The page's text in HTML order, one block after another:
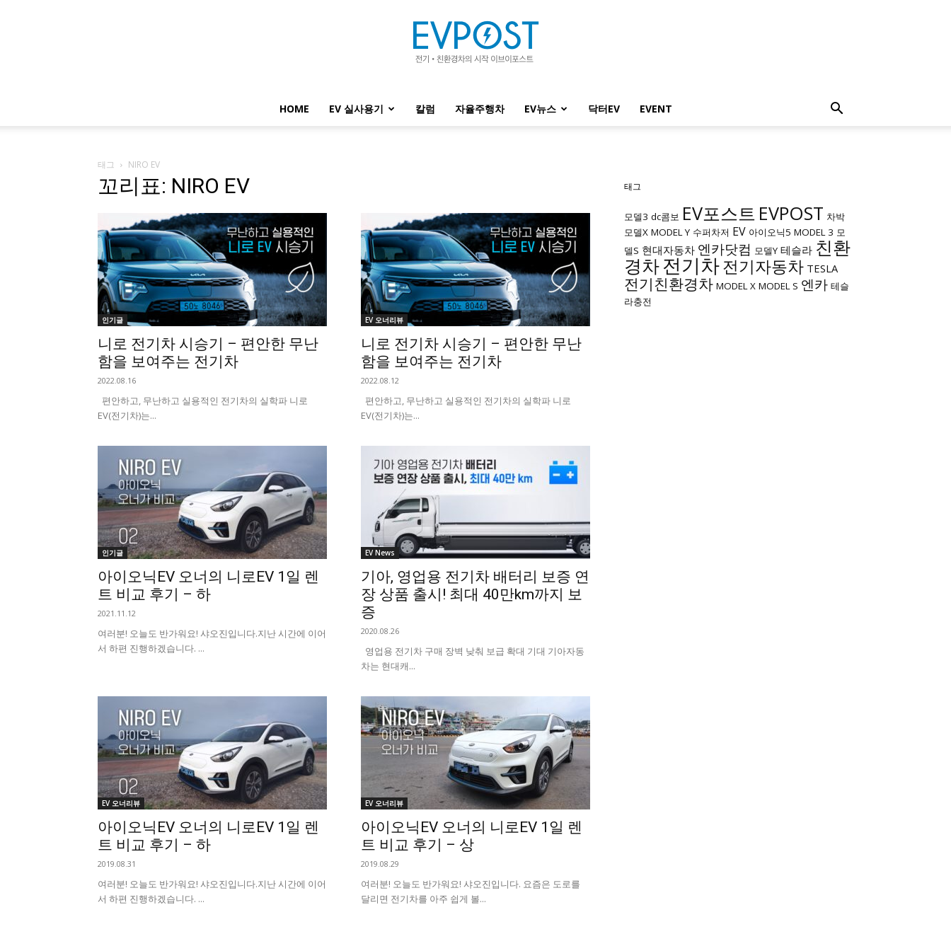
HOME EV 실사용기 칼럼 자율주행차 EV뉴스 닥터EV EVENT
태그 NIRO EV
꼬리표: NIRO EV
인기글
니로 전기차 시승기 – 편안한 무난
함을 보여주는 전기차
2022.08.16
편안하고, 무난하고 실용적인 전기차의 실학파 니로
EV(전기차)는...
EV 오너리뷰
니로 전기차 시승기 – 편안한 무난
함을 보여주는 전기차
2022.08.12
편안하고, 무난하고 실용적인 전기차의 실학파 니로
EV(전기차)는...
인기글
아이오닉EV 오너의 니로EV 1일 렌
트 비교 후기 – 하
2021.11.12
여러분! 오늘도 반가워요! 샤오진입니다. ​지난 시간에 이어
서 하편 진행하겠습니다. ...
EV News
기아, 영업용 전기차 배터리 보증 연
장 상품 출시! 최대 40만km까지 보
증
2020.08.26
영업용 전기차 구매 장벽 낮춰 보급 확대 기대 기아자동
차는 현대캐...
EV 오너리뷰
아이오닉EV 오너의 니로EV 1일 렌
트 비교 후기 – 하
2019.08.31
여러분! 오늘도 반가워요! 샤오진입니다. ​지난 시간에 이어
서 하편 진행하겠습니다. ...
EV 오너리뷰
아이오닉EV 오너의 니로EV 1일 렌
트 비교 후기 – 상
2019.08.29
여러분! 오늘도 반가워요! 샤오진입니다. 요즘은 도로를
달리면 전기차를 아주 쉽게 볼...
태그
모델3 dc콤보 EV포스트 EVPOST 차박
모델X MODEL Y 수퍼차저 EV 아이오닉5 MODEL 3 모
델S 현대자동차 엔카닷컴 모델Y 테슬라 친환
경차전기차전기자동차 TESLA
전기친환경차 MODEL X MODEL S 엔카 테슬
라충전